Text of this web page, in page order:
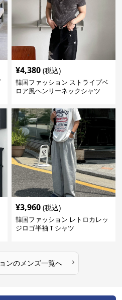
¥4,380 (税込)
韓国ファッション ストライプベ
ロア風ヘンリーネックシャツ
¥3,960 (税込)
韓国ファッション レトロカレッ
ジロゴ半袖Ｔシャツ
ンのメンズ一覧へ ›